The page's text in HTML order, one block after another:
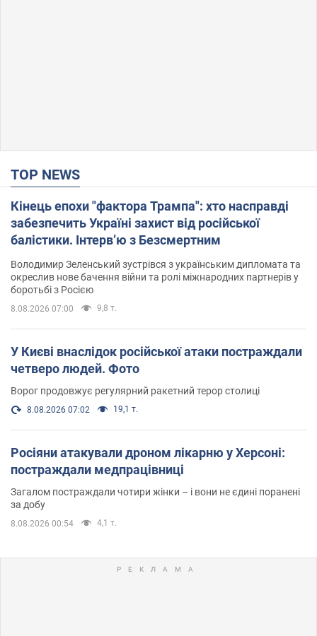
TOP NEWS
Кінець епохи "фактора Трампа": хто насправді
забезпечить Україні захист від російської
балістики. Інтерв’ю з Безсмертним
Володимир Зеленський зустрівся з українським дипломата та
окреслив нове бачення війни та ролі міжнародних партнерів у
боротьбі з Росією
8.08.2026 07:00 9,8 т.
У Києві внаслідок російської атаки постраждали
четверо людей. Фото
Ворог продовжує регулярний ракетний терор столиці
8.08.2026 07:02 19,1 т.
Росіяни атакували дроном лікарню у Херсоні:
постраждали медпрацівниці
Загалом постраждали чотири жінки – і вони не єдині поранені
за добу
8.08.2026 00:54 4,1 т.